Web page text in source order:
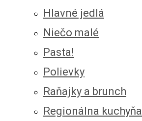
Hlavné jedlá
Niečo malé
Pasta!
Polievky
Raňajky a brunch
Regionálna kuchyňa